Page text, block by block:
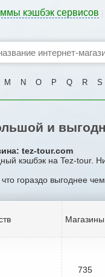
кэшбэк сервисов
M N O P Q R S
и
tez-tour.com
кэшбэк на Tez-tour.
гораздо выгоднее
Магазины
735